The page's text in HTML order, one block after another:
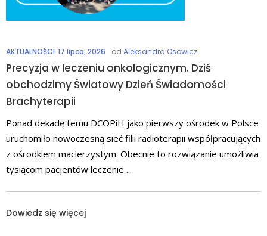
AKTUALNOŚCI 17 lipca, 2026 od Aleksandra Osowicz
Precyzja w leczeniu onkologicznym. Dziś
obchodzimy Światowy Dzień Świadomości
Brachyterapii
Ponad dekadę temu DCOPiH jako pierwszy ośrodek w Polsce
uruchomiło nowoczesną sieć filii radioterapii współpracujących
z ośrodkiem macierzystym. Obecnie to rozwiązanie umożliwia
tysiącom pacjentów leczenie
Dowiedz się więcej